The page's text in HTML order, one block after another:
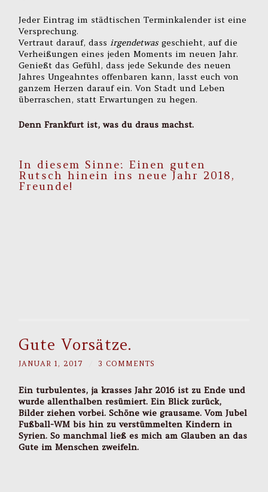
Jeder Eintrag im städtischen Terminkalender ist eine
Versprechung.
Vertraut darauf, dassirgendetwas geschieht, auf die
Verheißungen eines jeden Moments im neuen Jahr.
Genießt das Gefühl, dass jede Sekunde des neuen
Jahres Ungeahntes offenbaren kann, lasst euch von
ganzem Herzen darauf ein. Von Stadt und Leben
überraschen, statt Erwartungen zu hegen.
Denn Frankfurt ist, was du draus machst.
In diesem Sinne: Einen guten
Rutsch hinein ins neue Jahr 2018,
Freunde!
Gute Vorsätze.
JANUAR 1, 2017 3 COMMENTS
Ein turbulentes, ja krasses Jahr 2016 ist zu Ende und
wurde allenthalben resümiert. Ein Blick zurück,
Bilder ziehen vorbei. Schöne wie grausame. Vom Jubel
Fußball-WM bis hin zu verstümmelten Kindern in
Syrien. So manchmal ließ es mich am Glauben an das
Gute im Menschen zweifeln.